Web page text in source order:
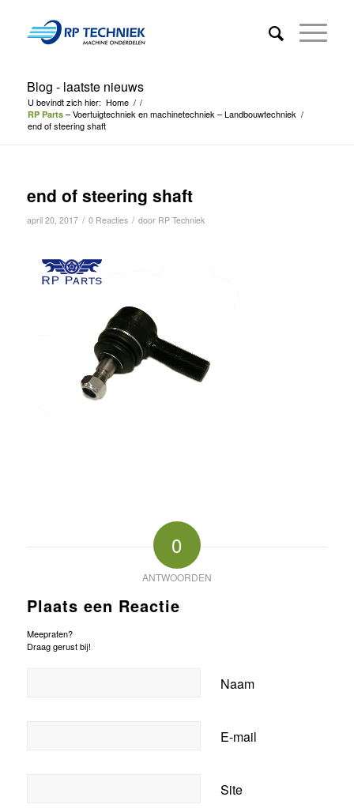
Blog - laatste nieuws
U bevindt zich hier: Home / /
RP Parts– Voertuigtechniek en machinetechniek – Landbouwtechniek /
end of steering shaft
end of steering shaft
april 20, 2017 / 0 Reacties / door RP Techniek
0
ANTWOORDEN
Plaats een Reactie
Meepraten?
Draag gerust bij!
Naam
E-mail
Site